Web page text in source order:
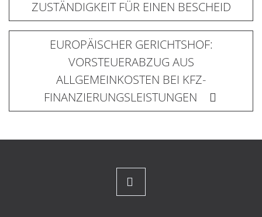
ZUSTÄNDIGKEIT FÜR EINEN BESCHEID
EUROPÄISCHER GERICHTSHOF:
VORSTEUERABZUG AUS
ALLGEMEINKOSTEN BEI KFZ-
FINANZIERUNGSLEISTUNGEN